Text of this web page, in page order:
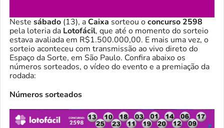
Neste sábado (13), aCaixa sorteou oconcurso 2598
pela loteria da Lotofácil, que até o momento do sorteio
estava avaliada em R$1.500.000,00. E mais uma vez, o
sorteio aconteceu com transmissão ao vivo direto do
Espaço da Sorte, em São Paulo. Confira abaixo os
números sorteados, o vídeo do evento e a premiação da
rodada:
Números sorteados